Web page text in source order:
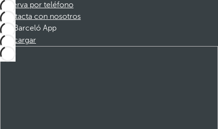
Reserva por teléfono
Contacta con nosotros
Barceló App
Descargar